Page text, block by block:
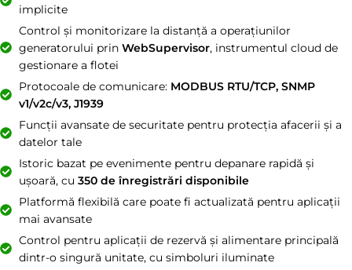
implicite
Control și monitorizare la distanță a operațiunilor
generatorului prin WebSupervisor, instrumentul cloud de
gestionare a flotei
Protocoale de comunicare: MODBUS RTU/TCP, SNMP
v1/v2c/v3, J1939
Funcții avansate de securitate pentru protecția afacerii și a
datelor tale
Istoric bazat pe evenimente pentru depanare rapidă și
ușoară, cu 350 de înregistrări disponibile
Platformă flexibilă care poate fi actualizată pentru aplicații
mai avansate
Control pentru aplicații de rezervă și alimentare principală
dintr-o singură unitate, cu simboluri iluminate